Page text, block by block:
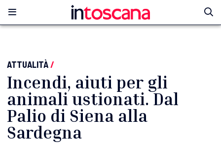
ATTUALITÀ/
Incendi, aiuti per gli
animali ustionati. Dal
Palio di Siena alla
Sardegna